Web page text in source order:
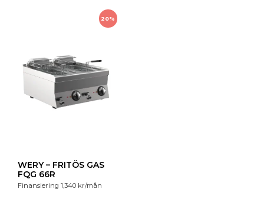
20%
WERY – FRITÖS GAS
FQG 66R
Finansiering 1,340 kr/mån